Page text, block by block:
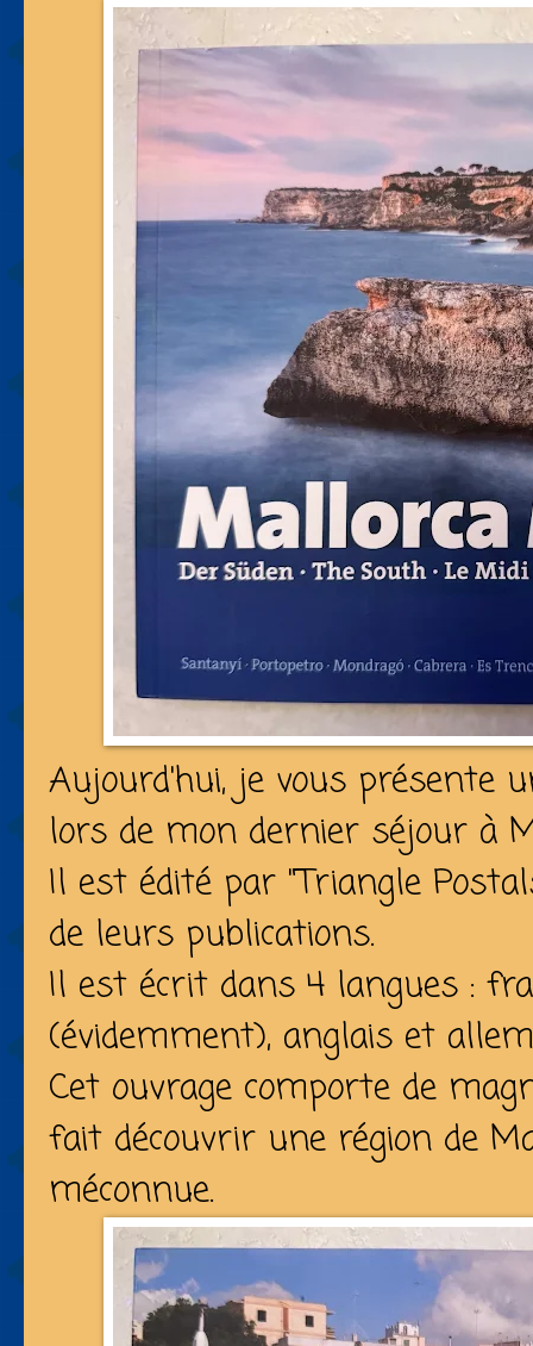
Aujourd'hui, je vous présente
lors de mon dernier séjour à
Il est édité par "Triangle
de leurs publications.
Il est écrit dans 4 langues :
(évidemment), anglais et
Cet ouvrage comporte de
fait découvrir une région de
méconnue.